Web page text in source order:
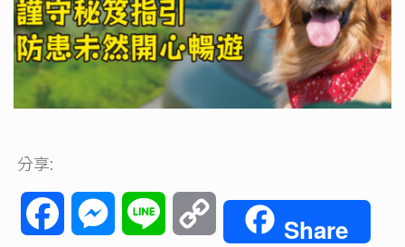
分享:
FacebookMessenger
Line
Copy
Share